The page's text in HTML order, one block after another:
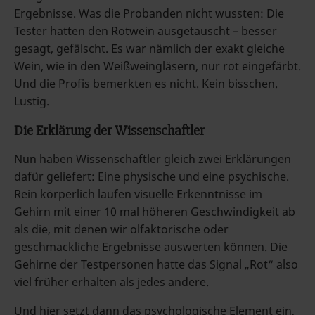
Ergebnisse. Was die Probanden nicht wussten: Die
Tester hatten den Rotwein ausgetauscht – besser
gesagt, gefälscht. Es war nämlich der exakt gleiche
Wein, wie in den Weißweingläsern, nur rot eingefärbt.
Und die Profis bemerkten es nicht. Kein bisschen.
Lustig.
Die Erklärung der Wissenschaftler
Nun haben Wissenschaftler gleich zwei Erklärungen
dafür geliefert: Eine physische und eine psychische.
Rein körperlich laufen visuelle Erkenntnisse im
Gehirn mit einer 10 mal höheren Geschwindigkeit ab
als die, mit denen wir olfaktorische oder
geschmackliche Ergebnisse auswerten können. Die
Gehirne der Testpersonen hatte das Signal „Rot“ also
viel früher erhalten als jedes andere.
Und hier setzt dann das psychologische Element ein,